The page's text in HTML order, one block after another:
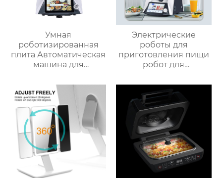
Умная
роботизированная
плита Автоматическая
машина для
Интеллектуальный
Робот для
приготовления пищи
для дома
Электрические
роботы для
приготовления пищи
робот для
кухня Китай
высокоскоростной
супница кухонный
комбайн кухонная
техника Термомиксер